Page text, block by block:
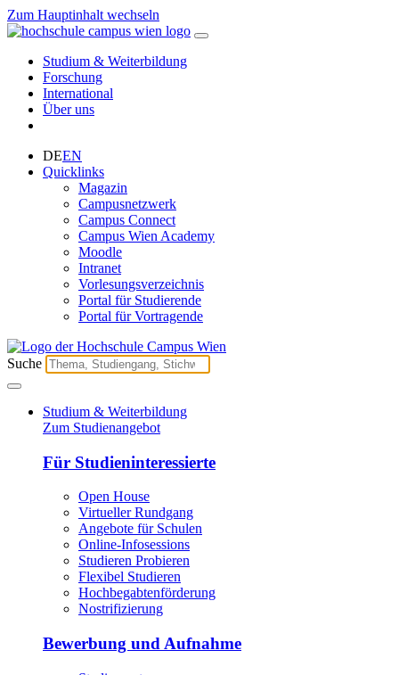
Zum Hauptinhalt wechseln
Studium & Weiterbildung
Forschung
International
Über uns
DEEN
Quicklinks
Magazin
Campusnetzwerk
Campus Connect
Campus Wien Academy
Moodle
Intranet
Vorlesungsverzeichnis
Portal für Studierende
Portal für Vortragende
Suche
Studium & Weiterbildung
Zum Studienangebot
Für Studieninteressierte
Open House
Virtueller Rundgang
Angebote für Schulen
Online-Infosessions
Studieren Probieren
Flexibel Studieren
Hochbegabtenförderung
Nostrifizierung
Bewerbung und Aufnahme